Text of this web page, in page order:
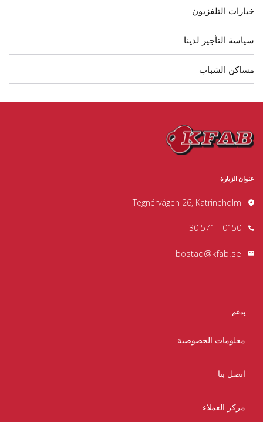
خيارات التلفزيون
سياسة التأجير لدينا
مساكن الشباب
عنوان الزيارة
Tegnérvägen 26, Katrineholm
0150 - 571 30
bostad@kfab.se
يدعم
معلومات الخصوصية
اتصل بنا
مركز العملاء